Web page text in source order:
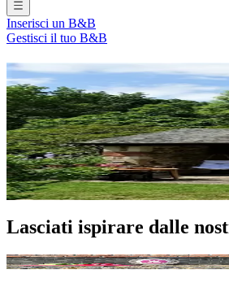
Inserisci un B&B
Gestisci il tuo B&B
Preferisci l’italiano per le
Siamo spiacenti, questo contenuto non è
spunti e consigli per aiutarti a vivere ogni
Crediamo che i B&B siano il cuore
piccoli dettagli e grandi scoperte!
Idee di viaggio
Lasciati ispirare dalle
Vincitore Miglior B&B dei Paesi Bassi